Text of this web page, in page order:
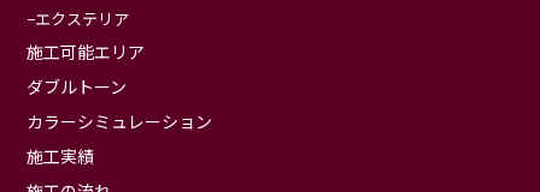
エクステリア
施工可能エリア
ダブルトーン
カラーシミュレーション
施工実績